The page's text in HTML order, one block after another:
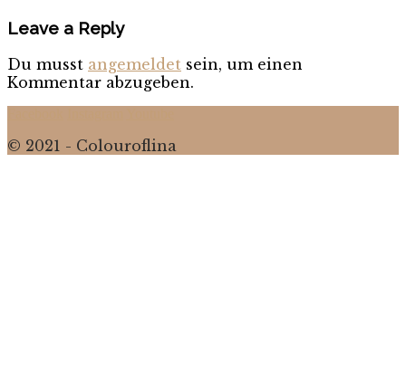
Leave a Reply
Du musst angemeldet sein, um einen
Kommentar abzugeben.
© 2021 - Colouroflina